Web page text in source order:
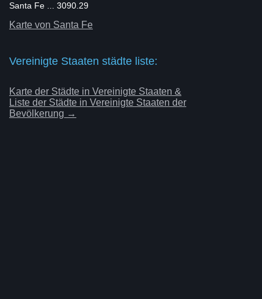
Santa Fe ... 3090.29
Karte von Santa Fe
Vereinigte Staaten städte liste:
Karte der Städte in Vereinigte Staaten &
Liste der Städte in Vereinigte Staaten der
Bevölkerung →